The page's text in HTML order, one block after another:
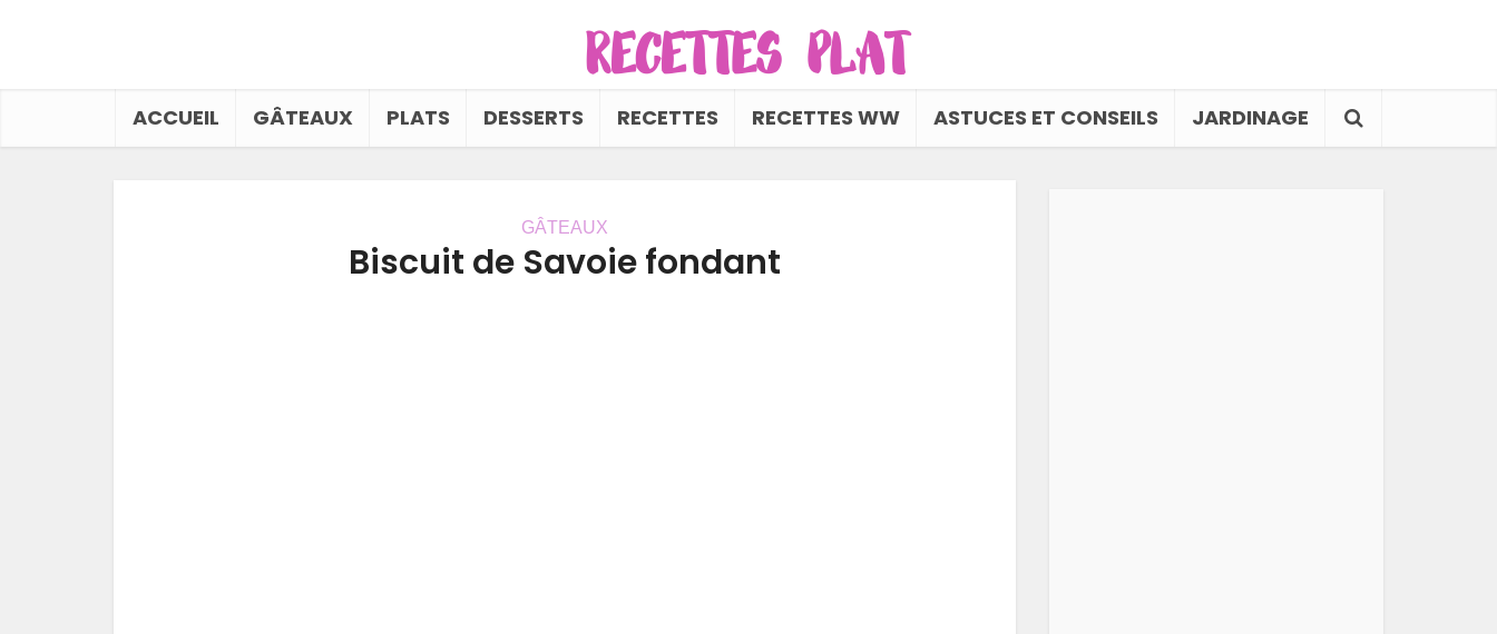
ACCUEIL GÂTEAUX PLATS DESSERTS RECETTES RECETTES WW ASTUCES ET CONSEILS JARDINAGE
GÂTEAUX
Biscuit de Savoie fondant